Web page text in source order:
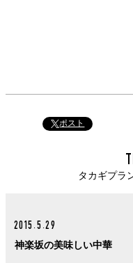
ポスト
タカギプラ
2015.5.29
神楽坂の美味しい中華